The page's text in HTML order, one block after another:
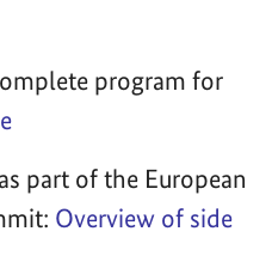
program for
part of the European
Overview of side